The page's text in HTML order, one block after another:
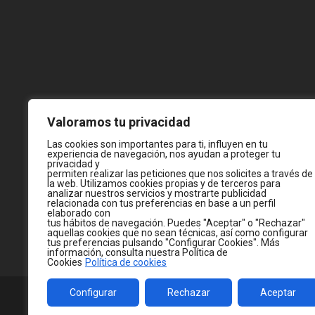
Valoramos tu privacidad
Las cookies son importantes para ti, influyen en tu
experiencia de navegación, nos ayudan a proteger tu
privacidad y
permiten realizar las peticiones que nos solicites a través de
la web. Utilizamos cookies propias y de terceros para
analizar nuestros servicios y mostrarte publicidad
relacionada con tus preferencias en base a un perfil
elaborado con
tus hábitos de navegación. Puedes "Aceptar" o "Rechazar"
aquellas cookies que no sean técnicas, así como configurar
tus preferencias pulsando "Configurar Cookies". Más
información, consulta nuestra Política de
Cookies Política de cookies
Configurar Rechazar Aceptar
© 2026WWW.JC-CASTELLA.COM— MADE WITH